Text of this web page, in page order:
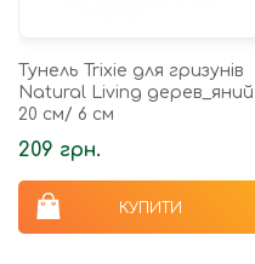
Тунель Trixie для гризунів
Natural Living дерев_яний
20 см/ 6 см
209 грн.
КУПИТИ